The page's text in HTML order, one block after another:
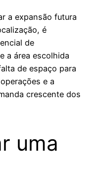
a expansão futura
é
de
a área escolhida
de espaço para
e a
crescente dos
uma